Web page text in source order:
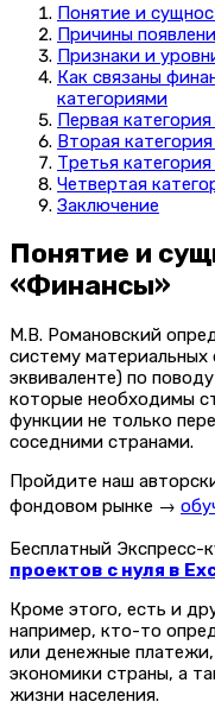
Понятие и
Причины
Признаки и
Как связаны
категориями
Первая
Вторая
Третья
Четвертая
Заключение
Понятие и
«Финансы»
М.В. Романовский
систему
эквиваленте) по
которые необходимы
функции не только
соседними странами.
Пройдите наш
фондовом рынке →
Бесплатный Экспресс-
проектов с нуля в
Кроме этого, есть и
например, кто-то
или денежные
экономики страны, а
жизни населения.